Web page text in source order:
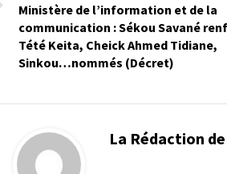
Ministère de l’information et de la
communication : Sékou Savané
Tété Keita, Cheick Ahmed Tidiane,
Sinkou…nommés (Décret)
La Rédaction